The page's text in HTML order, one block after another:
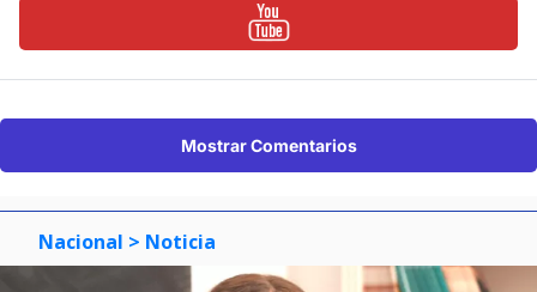
Mostrar Comentarios
Nacional > Noticia